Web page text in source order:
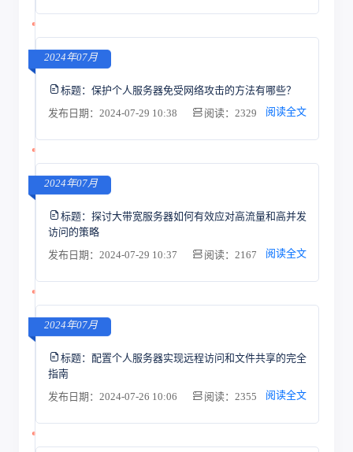
2024年07月
标题： 保护个人服务器免受网络攻击的方法有哪些？
发布日期：2024-07-29 10:38
阅读：2329 阅读全文
2024年07月
标题： 探讨大带宽服务器如何有效应对高流量和高并发
访问的策略
发布日期：2024-07-29 10:37
阅读：2167 阅读全文
2024年07月
标题： 配置个人服务器实现远程访问和文件共享的完全
指南
发布日期：2024-07-26 10:06
阅读：2355 阅读全文